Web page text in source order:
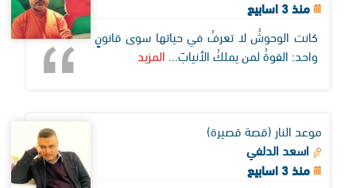
منذ 3 اسابيع
كانت الوحوشُ لا تعرفُ في حياتها سوى قانونٍ
واحد: القوةُ لمن يملكُ الأنيابَ... المزيد
موعد النار (قصة قصيرة)
اسعد الدلفي
منذ 3 اسابيع